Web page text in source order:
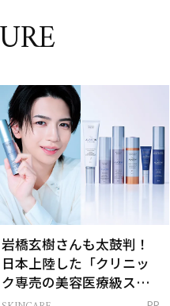
岩橋玄樹さんも太鼓判！
日本上陸した「クリニッ
ク専売の美容医療級スキ
ンケア」